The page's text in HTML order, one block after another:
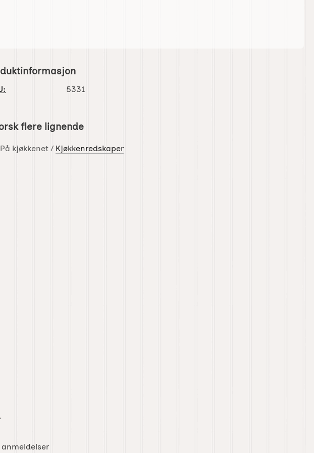
5331
flere lignende
På kjøkkenet / Kjøkkenredskaper